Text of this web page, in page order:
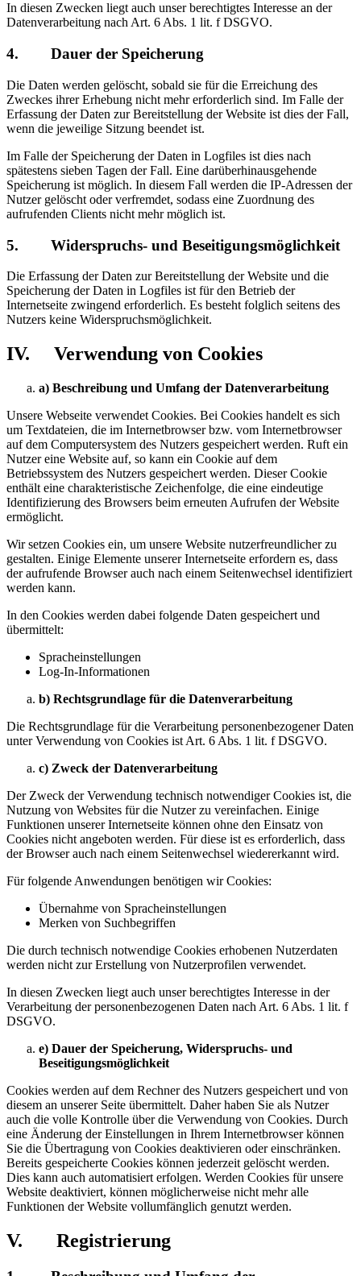
In diesen Zwecken liegt auch unser berechtigtes Interesse an der
Datenverarbeitung nach Art. 6 Abs. 1 lit. f DSGVO.
4. Dauer der Speicherung
Die Daten werden gelöscht, sobald sie für die Erreichung des
Zweckes ihrer Erhebung nicht mehr erforderlich sind. Im Falle der
Erfassung der Daten zur Bereitstellung der Website ist dies der Fall,
wenn die jeweilige Sitzung beendet ist.
Im Falle der Speicherung der Daten in Logfiles ist dies nach
spätestens sieben Tagen der Fall. Eine darüberhinausgehende
Speicherung ist möglich. In diesem Fall werden die IP-Adressen der
Nutzer gelöscht oder verfremdet, sodass eine Zuordnung des
aufrufenden Clients nicht mehr möglich ist.
5. Widerspruchs- und Beseitigungsmöglichkeit
Die Erfassung der Daten zur Bereitstellung der Website und die
Speicherung der Daten in Logfiles ist für den Betrieb der
Internetseite zwingend erforderlich. Es besteht folglich seitens des
Nutzers keine Widerspruchsmöglichkeit.
IV. Verwendung von Cookies
a) Beschreibung und Umfang der Datenverarbeitung
Unsere Webseite verwendet Cookies. Bei Cookies handelt es sich
um Textdateien, die im Internetbrowser bzw. vom Internetbrowser
auf dem Computersystem des Nutzers gespeichert werden. Ruft ein
Nutzer eine Website auf, so kann ein Cookie auf dem
Betriebssystem des Nutzers gespeichert werden. Dieser Cookie
enthält eine charakteristische Zeichenfolge, die eine eindeutige
Identifizierung des Browsers beim erneuten Aufrufen der Website
ermöglicht.
Wir setzen Cookies ein, um unsere Website nutzerfreundlicher zu
gestalten. Einige Elemente unserer Internetseite erfordern es, dass
der aufrufende Browser auch nach einem Seitenwechsel identifiziert
werden kann.
In den Cookies werden dabei folgende Daten gespeichert und
übermittelt:
Spracheinstellungen
Log-In-Informationen
b) Rechtsgrundlage für die Datenverarbeitung
Die Rechtsgrundlage für die Verarbeitung personenbezogener Daten
unter Verwendung von Cookies ist Art. 6 Abs. 1 lit. f DSGVO.
c) Zweck der Datenverarbeitung
Der Zweck der Verwendung technisch notwendiger Cookies ist, die
Nutzung von Websites für die Nutzer zu vereinfachen. Einige
Funktionen unserer Internetseite können ohne den Einsatz von
Cookies nicht angeboten werden. Für diese ist es erforderlich, dass
der Browser auch nach einem Seitenwechsel wiedererkannt wird.
Für folgende Anwendungen benötigen wir Cookies:
Übernahme von Spracheinstellungen
Merken von Suchbegriffen
Die durch technisch notwendige Cookies erhobenen Nutzerdaten
werden nicht zur Erstellung von Nutzerprofilen verwendet.
In diesen Zwecken liegt auch unser berechtigtes Interesse in der
Verarbeitung der personenbezogenen Daten nach Art. 6 Abs. 1 lit. f
DSGVO.
e) Dauer der Speicherung, Widerspruchs- und
Beseitigungsmöglichkeit
Cookies werden auf dem Rechner des Nutzers gespeichert und von
diesem an unserer Seite übermittelt. Daher haben Sie als Nutzer
auch die volle Kontrolle über die Verwendung von Cookies. Durch
eine Änderung der Einstellungen in Ihrem Internetbrowser können
Sie die Übertragung von Cookies deaktivieren oder einschränken.
Bereits gespeicherte Cookies können jederzeit gelöscht werden.
Dies kann auch automatisiert erfolgen. Werden Cookies für unsere
Website deaktiviert, können möglicherweise nicht mehr alle
Funktionen der Website vollumfänglich genutzt werden.
V. Registrierung